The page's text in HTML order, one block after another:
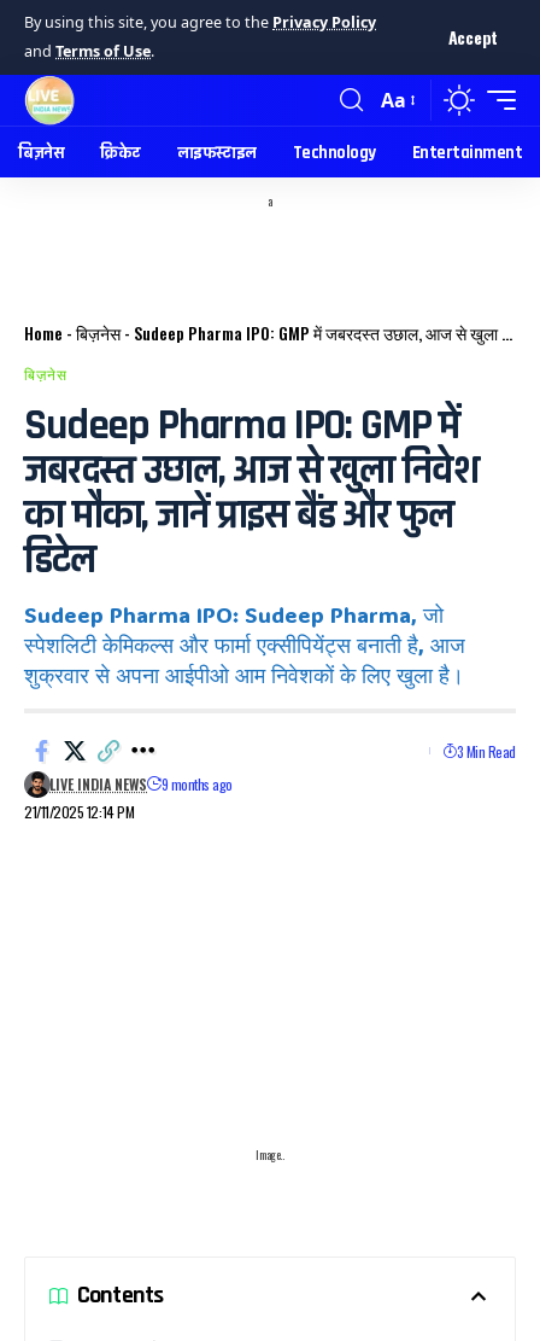
By using this site, you agree to the Privacy Policy
and Terms of Use.
Accept
Aa
बिज़नेस क्रिकेट लाइफस्टाइल Technology Entertainment
a
Home -बिज़नेस- Sudeep Pharma IPO: GMP में जबरदस्त उछाल, आज से खुला निवेश का मौका, जानें प्राइस बैंड और फुल डिटेल
बिज़नेस
Sudeep Pharma IPO: GMP में
जबरदस्त उछाल, आज से खुला निवेश
का मौका, जानें प्राइस बैंड और फुल
डिटेल
Sudeep Pharma IPO: Sudeep Pharma, जो
स्पेशलिटी केमिकल्स और फार्मा एक्सीपियेंट्स बनाती है, आज
शुक्रवार से अपना आईपीओ आम निवेशकों के लिए खुला है।
21/11/2025 12:14 PM
LIVE INDIA NEWS 9 months ago
3 Min Read
Image..
Contents